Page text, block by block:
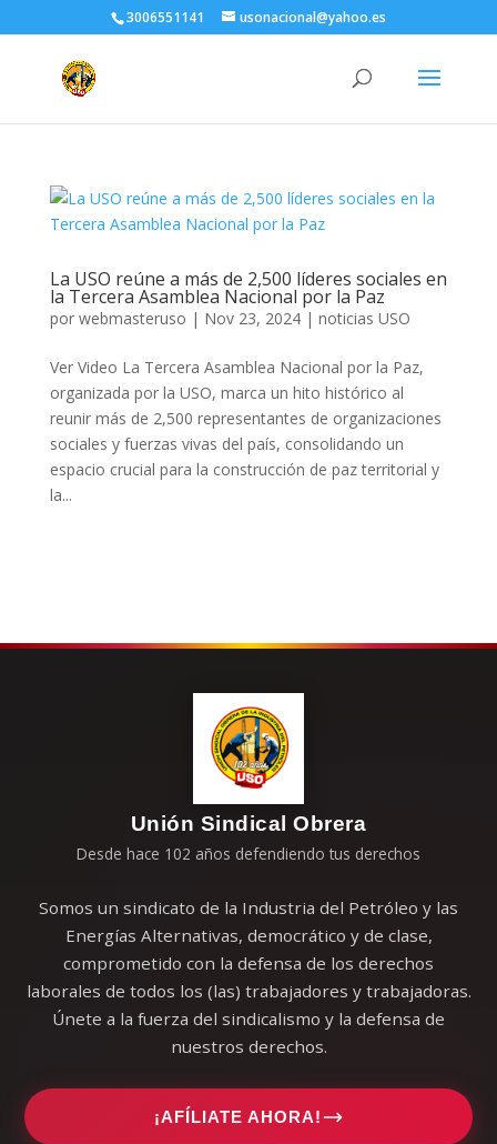
3006551141 usonacional@yahoo.es
La USO reúne a más de 2,500 líderes sociales en
la Tercera Asamblea Nacional por la Paz
por webmasteruso | Nov 23, 2024| noticias USO
Ver Video La Tercera Asamblea Nacional por la Paz,
organizada por la USO, marca un hito histórico al
reunir más de 2,500 representantes de organizaciones
sociales y fuerzas vivas del país, consolidando un
espacio crucial para la construcción de paz territorial y
la...
Unión Sindical Obrera
Desde hace 102 años defendiendo tus derechos
Somos un sindicato de la Industria del Petróleo y las
Energías Alternativas, democrático y de clase,
comprometido con la defensa de los derechos
laborales de todos los (las) trabajadores y trabajadoras.
Únete a la fuerza del sindicalismo y la defensa de
nuestros derechos.
¡AFÍLIATE AHORA!